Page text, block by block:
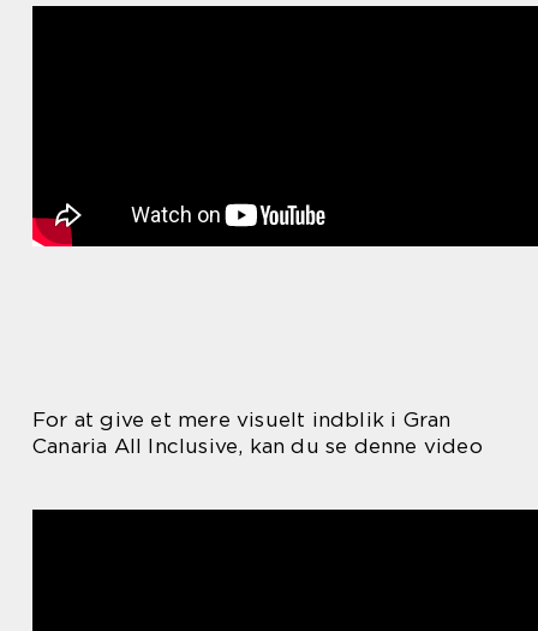
For at give et mere visuelt indblik i Gran
Canaria All Inclusive, kan du se denne video